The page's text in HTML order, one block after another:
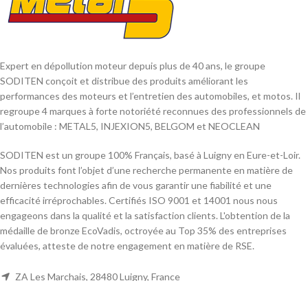
Expert en dépollution moteur depuis plus de 40 ans, le groupe
SODITEN conçoit et distribue des produits améliorant les
performances des moteurs et l’entretien des automobiles, et motos. Il
regroupe 4 marques à forte notoriété reconnues des professionnels de
l’automobile : METAL5, INJEXION5, BELGOM et NEOCLEAN
SODITEN est un groupe 100% Français, basé à Luigny en Eure-et-Loir.
Nos produits font l’objet d’une recherche permanente en matière de
dernières technologies afin de vous garantir une fiabilité et une
efficacité irréprochables. Certifiés ISO 9001 et 14001 nous nous
engageons dans la qualité et la satisfaction clients. L'obtention de la
médaille de bronze EcoVadis, octroyée au Top 35% des entreprises
évaluées, atteste de notre engagement en matière de RSE.
ZA Les Marchais, 28480 Luigny, France